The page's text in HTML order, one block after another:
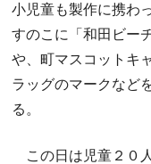
小児童も製作に携わ
すのこに「和田ビー
や、町マスコットキ
ラッグのマークなど
る。
この日は児童２０